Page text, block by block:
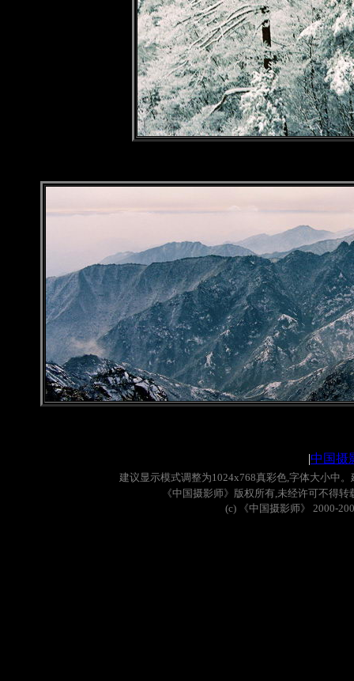
|中国摄
建议显示模式调整为1024x768真彩色,字体大小中。
《中国摄影师》版权所有,未经许可不得转
(c)
《中国摄影师》 2000-200